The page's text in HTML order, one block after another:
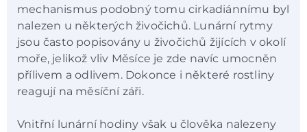
mechanismus podobný tomu cirkadiánnímu byl
nalezen u některých živočichů. Lunární rytmy
jsou často popisovány u živočichů žijících v okolí
moře, jelikož vliv Měsíce je zde navíc umocněn
přílivem a odlivem. Dokonce i některé rostliny
reagují na měsíční záři.
Vnitřní lunární hodiny však u člověka nalezeny